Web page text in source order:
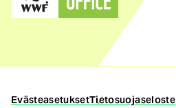
EvästeasetuksetTietosuojaseloste